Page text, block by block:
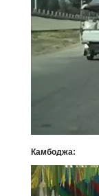
Камбоджа: